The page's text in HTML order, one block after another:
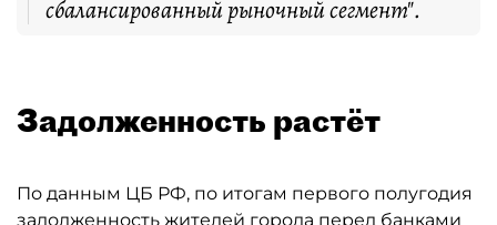
сбалансированный рыночный сегмент".
Задолженность растёт
По данным ЦБ РФ, по итогам первого полугодия
задолженность жителей города перед банками